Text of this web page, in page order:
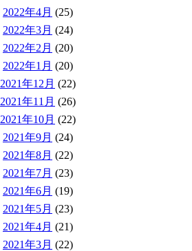
2022年4月 (25)
2022年3月 (24)
2022年2月 (20)
2022年1月 (20)
2021年12月 (22)
2021年11月 (26)
2021年10月 (22)
2021年9月 (24)
2021年8月 (22)
2021年7月 (23)
2021年6月 (19)
2021年5月 (23)
2021年4月 (21)
2021年3月 (22)